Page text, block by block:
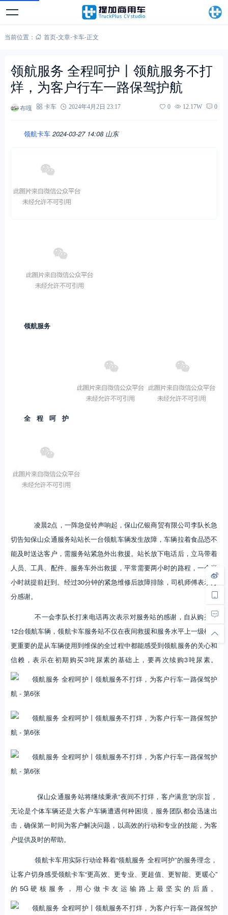
当前位置： 首页-文章-卡车-正文
领航服务 全程呵护丨领航服务不打
烊，为客户行车一路保驾护航
布嘎 卡车 2024年4月2日 23:17 0 12.17W 0
领航卡车 2024-03-27 14:08 山东
领航服务
全程呵护
凌晨2点，一阵急促铃声响起，保山亿银商贸有限公司李队长急
切告知保山众通服务站站长一台领航车辆发生故障，车辆拉着食品恐不
能及时送达客户，需服务站紧急外出救援。站长放下电话后，立马带着
人员、工具、配件、服务车外出救援，平常需要两小时的路程，一个半
小时就提前赶到。经过30分钟的紧急维修后故障排除，司机师傅表示万
分感谢。
不一会李队长打来电话再次表示对服务站的感谢，自从购买了
12台领航车辆，领航卡车服务站不仅在夜间救援和服务水平上一级棒，
更重要的是从车辆使用到维保的全过程中都能感受到领航服务的关心和
信赖，表示在初期购买3吨尿素的基础上，要再次续购3吨尿素。
保山众通服务站将继续秉承“夜间不打烊，客户满意”的宗旨，
无论是个体车辆还是大客户车辆遭遇何种困境，服务团队都会迅速出
击，确保第一时间为客户解决问题，以高效的行动和专业的技能，为客
户提供及时的帮助。
领航卡车用实际行动诠释着“领航服务 全程呵护”的服务理念，
让客户切身感受领航卡车“更高效、更专业、更超值、更智能、更暖心”
的5G硬核服务，用心做卡友运输路上最坚实的后盾。